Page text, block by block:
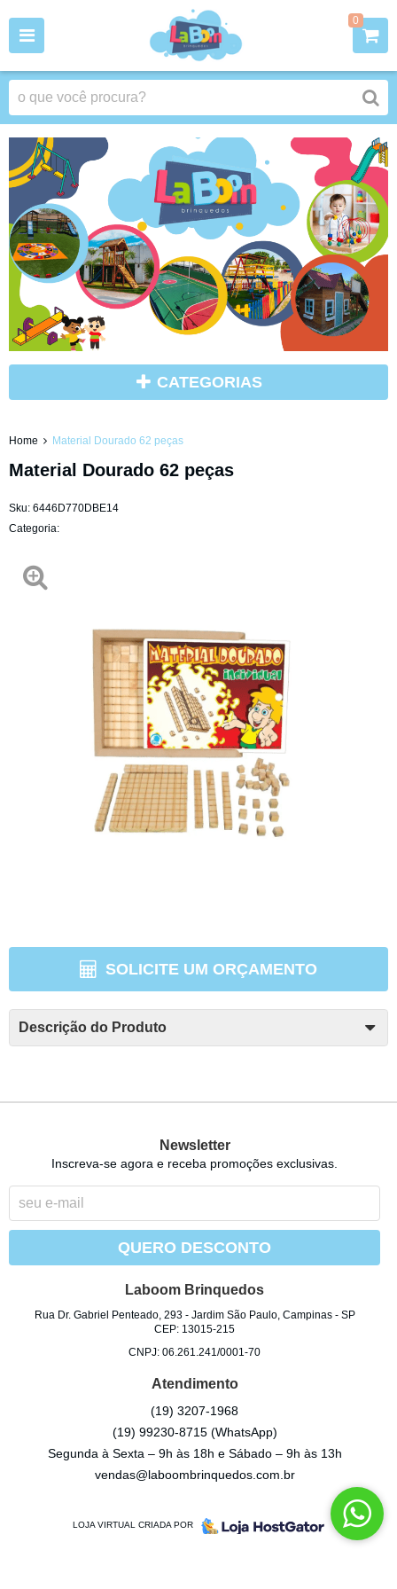
0
CATEGORIAS
Home Material Dourado 62 peças
Material Dourado 62 peças
Sku: 6446D770DBE14
Categoria:
SOLICITE UM ORÇAMENTO
Descrição do Produto
Newsletter
Inscreva-se agora e receba promoções exclusivas.
QUERO DESCONTO
Laboom Brinquedos
Rua Dr. Gabriel Penteado, 293- Jardim São Paulo, Campinas- SP
CEP: 13015-215
CNPJ: 06.261.241/0001-70
Atendimento
(19) 3207-1968
(19) 99230-8715 (WhatsApp)
Segunda à Sexta – 9h às 18h e Sábado – 9h às 13h
vendas@laboombrinquedos.com.br
LOJA VIRTUAL CRIADA POR